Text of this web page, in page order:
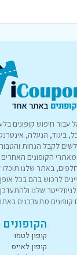
חיפוש קופונים
ביגוד, הנעלה,
לקבל הנחות
הקופונים
באתר שלנו
לרכוש בהם בכל
שלנו
קופונים מתעדכנים
קופון לטמו
קופון לאייס